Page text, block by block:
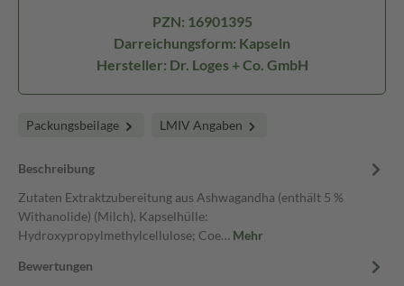
PZN: 16901395
Darreichungsform: Kapseln
Hersteller: Dr. Loges + Co. GmbH
Packungsbeilage LMIV Angaben
Beschreibung
Zutaten Extraktzubereitung aus Ashwagandha (enthält 5 %
Withanolide) (Milch), Kapselhülle:
Hydroxypropylmethylcellulose; Coe… Mehr
Bewertungen